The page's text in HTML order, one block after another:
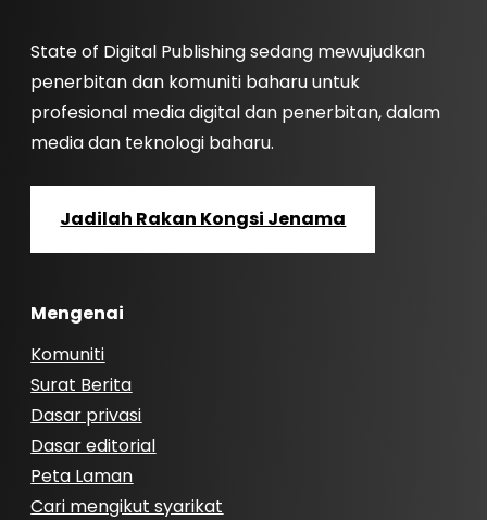
State of Digital Publishing sedang mewujudkan
penerbitan dan komuniti baharu untuk
profesional media digital dan penerbitan, dalam
media dan teknologi baharu.
Jadilah Rakan Kongsi Jenama
Mengenai
Komuniti
Surat Berita
Dasar privasi
Dasar editorial
Peta Laman
Cari mengikut syarikat